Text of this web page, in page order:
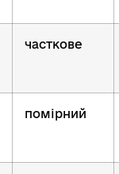
часткове
помірний